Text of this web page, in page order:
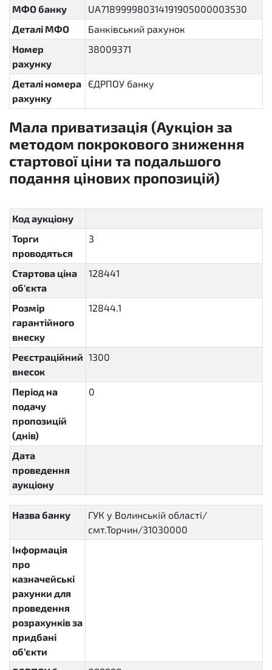
МФО банку
UA718999980314191905000003530
Деталі МФО
Банківський рахунок
Номер
рахунку
38009371
Деталі номера
рахунку
ЄДРПОУ банку
Мала приватизація (Аукціон за
методом покрокового зниження
стартової ціни та подальшого
подання цінових пропозицій)
Код аукціону
Торги
проводяться
3
Стартова ціна
об'єкта
128441
Розмір
гарантійного
внеску
12844.1
Реєстраційний
внесок
1300
Період на
подачу
пропозицій
(днів)
0
Дата
проведення
аукціону
Назва банку
ГУК у Волинській області/
смт.Торчин/31030000
Інформація
про
казначейські
рахунки для
проведення
розрахунків за
придбані
об’єкти